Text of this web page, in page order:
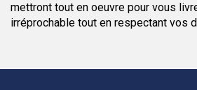
mettront tout en oeuvre pour vous
irréprochable tout en respectant vos